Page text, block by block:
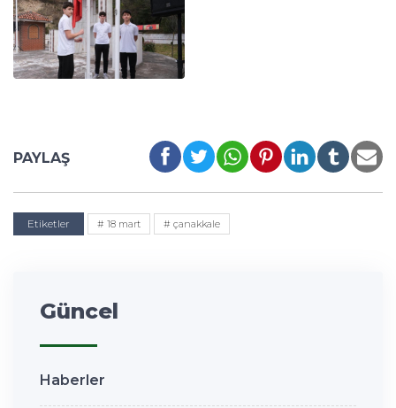
PAYLAŞ
Etiketler # 18 mart # çanakkale
Güncel
Haberler